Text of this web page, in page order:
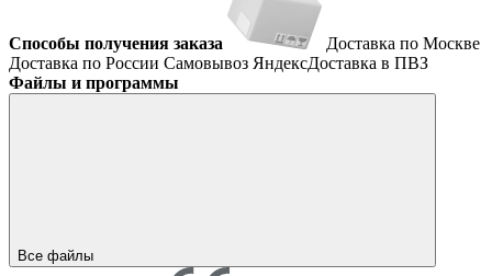
Способы получения заказа
Доставка по Москве
Доставка по России Самовывоз ЯндексДоставка в ПВЗ
Файлы и программы
Все файлы